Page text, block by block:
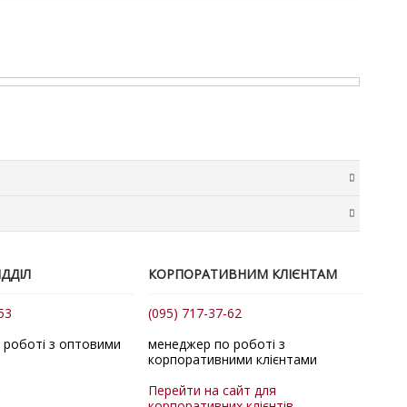
у розмірі 20 грн + 2% від суми замовлення. Комісія
замовлень відбувається за тарифами перевізника
ознайомитися з виробами та сплатити лише ті
доставки розраховується нашим менеджером
з оптовими
КОРПОРАТИВНИМ КЛІЄНТАМ
(095) 717-37-62
менеджер по роботі з
корпоративними клієнтами
Перейти на сайт для